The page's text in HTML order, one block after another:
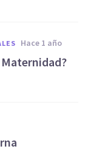
hace 1 año